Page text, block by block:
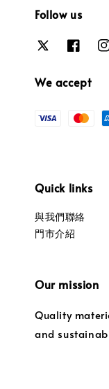
Follow us
We accept
Quick links
與我們聯絡
門市介紹
Our mission
Quality
and